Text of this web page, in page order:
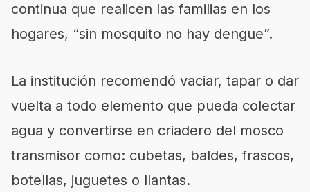
continua que realicen las familias en los
hogares, “sin mosquito no hay dengue”.
La institución recomendó vaciar, tapar o dar
vuelta a todo elemento que pueda colectar
agua y convertirse en criadero del mosco
transmisor como: cubetas, baldes, frascos,
botellas, juguetes o llantas.